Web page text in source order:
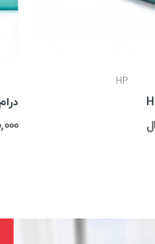
درام Hp 1025
HP